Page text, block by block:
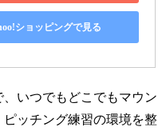
ショッピングで見る
、いつでもどこでもマウン
ピッチング練習の環境を整